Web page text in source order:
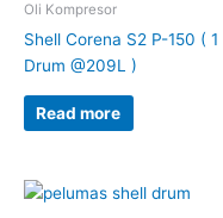
Oli Kompresor
Shell Corena S2 P-150 ( 1
Drum @209L )
Read more